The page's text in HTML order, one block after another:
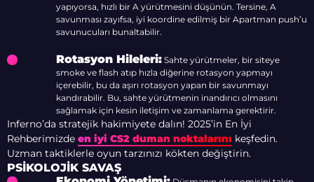
yapıyorsa, hızlı bir A yürütmesini düşünün. Tersine, A
savunması zayıfsa, iyi koordine edilmiş bir Apartman push’u
savunucuları bunaltabilir.
Rotasyon Hileleri: Sahte yürütmeler, bir siteye
smoke ve flash atıp hızla diğerine rotasyon yapmayı
içerebilir, bu da aşırı rotasyon yapan bir savunmayı
kandırabilir. Bu, sahte yürütmenin inandırıcı olmasını
sağlamak için kesin iletişim ve zamanlama gerektirir.
Inferno’da stratejik hakimiyete dalın! 2025’in En İyi
Rehberimizde en iyi CS2 duman noktalarını keşfedin.
Uzman taktiklerle oyun tarzınızı kökten değiştirin.
PSIKOLOJIK SAVAŞ